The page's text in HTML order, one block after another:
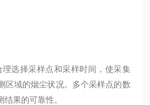
选择采样点和采样时间，使采集
区域的烟尘状况。多个采样点的数
果的可靠性。